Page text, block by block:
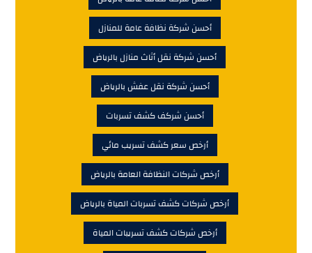
أحسن شركة نظافة عامة للمنازل
أحسن شركة نقل أثاث منازل بالرياض
أحسن شركة نقل عفش بالرياض
أحسن شركف كشف تسربات
أرخص سعر كشف تسريب مائي
أرخص شركات النظافة العامة بالرياض
أرخص شركات كشف تسربات المياة بالرياض
أرخص شركات كشف تسريبات المياة